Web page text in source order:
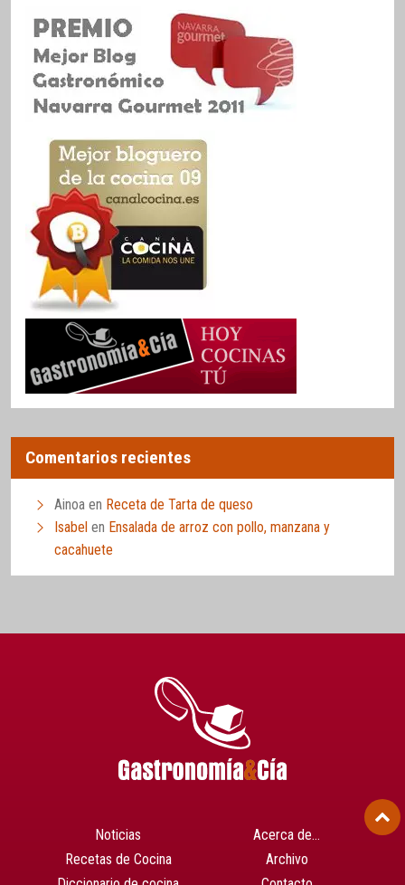
Comentarios recientes
Ainoa en Receta de Tarta de queso
Isabel en Ensalada de arroz con pollo, manzana y
cacahuete
Noticias
Recetas de Cocina
Acerca de…
Archivo